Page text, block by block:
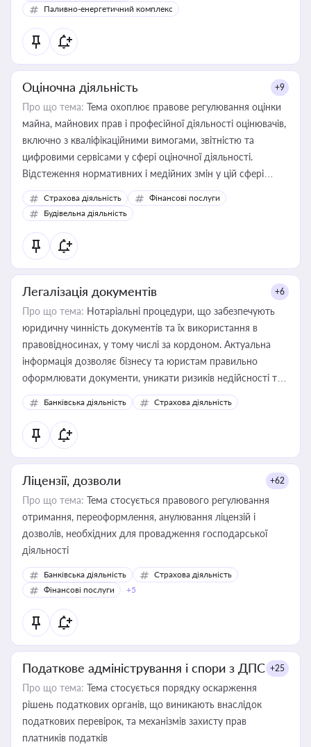
Паливно-енергетичний комплекс
Оціночна діяльність +9
Про що тема: Тема охоплює правове регулювання оцінки
майна, майнових прав і професійної діяльності оцінювачів,
включно з кваліфікаційними вимогами, звітністю та
цифровими сервісами у сфері оціночної діяльності.
Відстеження нормативних і медійних змін у цій сфері
корисне для власника бізнесу, керівника, юриста або
бухгалтера під час оподаткування, приватизації, оренди
державного майна, корпоративних угод і перевірки
статусу суб'єктів оціночної діяльності
Страхова діяльність
Фінансові послуги
Будівельна діяльність
Легалізація документів +6
Про що тема: Нотаріальні процедури, що забезпечують
юридичну чинність документів та їх використання в
правовідносинах, у тому числі за кордоном. Актуальна
інформація дозволяє бізнесу та юристам правильно
оформлювати документи, уникати ризиків недійсності та
забезпечувати їх належне прийняття органами влади та
контрагентами
Банківська діяльність Страхова діяльність
Ліцензії, дозволи +62
Про що тема: Тема стосується правового регулювання
отримання, переоформлення, анулювання ліцензій і
дозволів, необхідних для провадження господарської
діяльності
Банківська діяльність
Страхова діяльність
Фінансові послуги
+5
Податкове адміністрування і спори з ДПС +25
Про що тема: Тема стосується порядку оскарження
рішень податкових органів, що виникають внаслідок
податкових перевірок, та механізмів захисту прав
платників податків